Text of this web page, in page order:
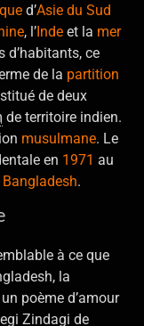
d’Asie du Sud
, l’Inde et la mer
d’habitants, ce
de la partition
de deux
de territoire indien.
musulmane. Le
en 1971 au
Bangladesh.
à ce que
la
poème d’amour
Zindagi de